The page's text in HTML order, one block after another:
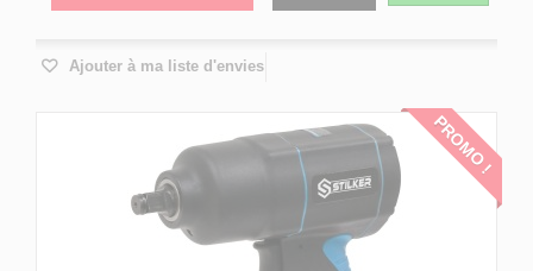
Ajouter à ma liste d'envies
PROMO !